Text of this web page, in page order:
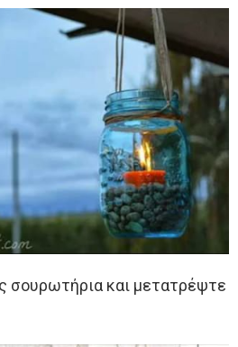
σουρωτήρια και μετατρέψτε